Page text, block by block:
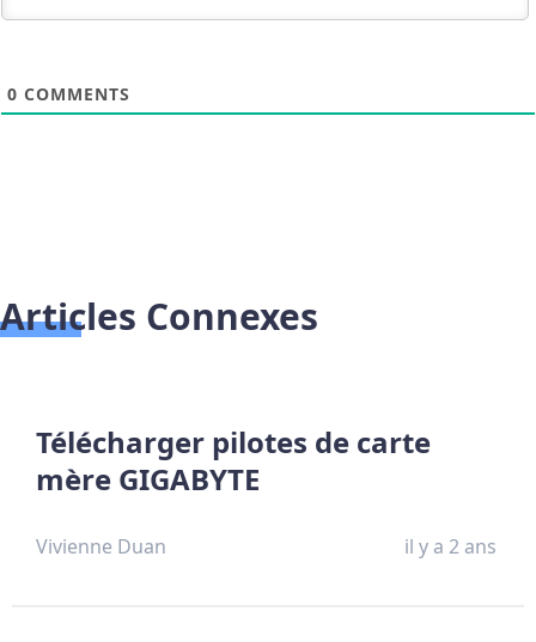
0 COMMENTS
Articles Connexes
Télécharger pilotes de carte
mère GIGABYTE
Vivienne Duan il y a 2 ans